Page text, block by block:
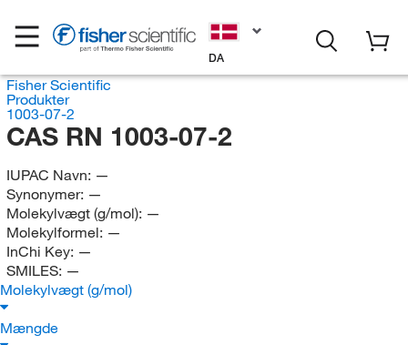
DA
Fisher Scientific
Produkter
1003-07-2
CAS RN 1003-07-2
IUPAC Navn: —
Synonymer: —
Molekylvægt (g/mol): —
Molekylformel: —
InChi Key: —
SMILES: —
Molekylvægt (g/mol)
Mængde